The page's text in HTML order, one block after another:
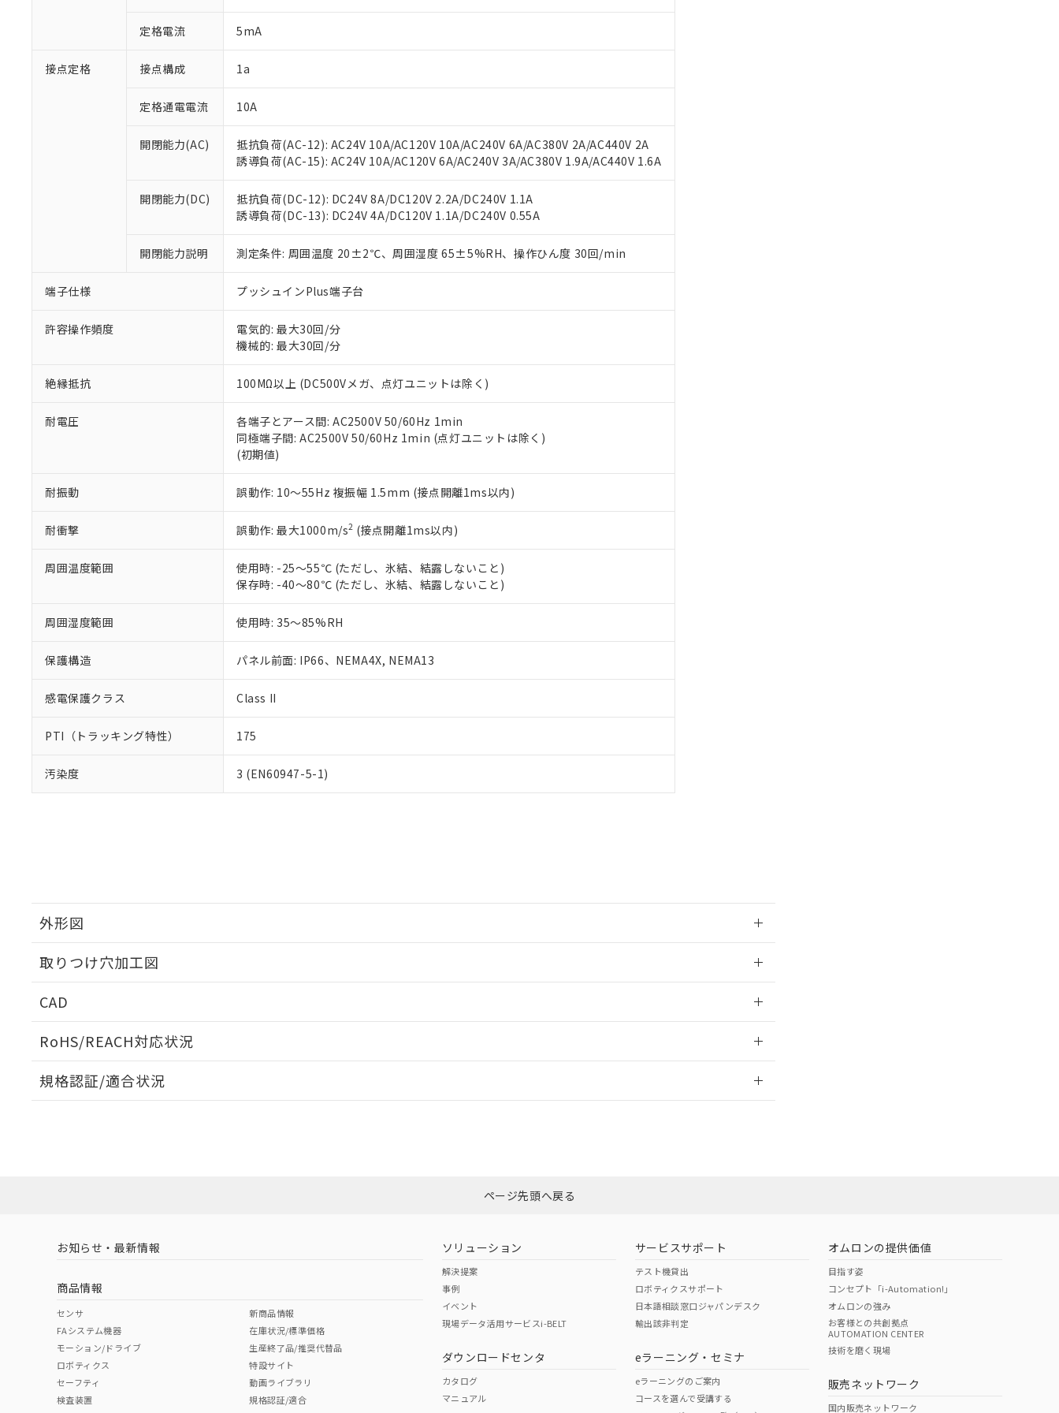
定格電流 5mA
接点定格 接点構成 1a
定格通電電流 10A
開閉能力(AC)
抵抗負荷(AC-12): AC24V 10A/AC120V 10A/AC240V 6A/AC380V 2A/AC440V 2A
誘導負荷(AC-15): AC24V 10A/AC120V 6A/AC240V 3A/AC380V 1.9A/AC440V 1.6A
開閉能力(DC)
抵抗負荷(DC-12): DC24V 8A/DC120V 2.2A/DC240V 1.1A
誘導負荷(DC-13): DC24V 4A/DC120V 1.1A/DC240V 0.55A
開閉能力説明 測定条件: 周囲温度 20±2℃、周囲湿度 65±5%RH、操作ひん度 30回/min
端子仕様 プッシュインPlus端子台
許容操作頻度
電気的: 最大30回/分
機械的: 最大30回/分
絶縁抵抗 100MΩ以上 (DC500Vメガ、点灯ユニットは除く)
耐電圧
各端子とアース間: AC2500V 50/60Hz 1min
同極端子間: AC2500V 50/60Hz 1min (点灯ユニットは除く)
(初期値)
耐振動 誤動作: 10～55Hz 複振幅 1.5mm (接点開離1ms以内)
耐衝撃 誤動作: 最大1000m/s2 (接点開離1ms以内)
周囲温度範囲
使用時: -25～55℃ (ただし、氷結、結露しないこと)
保存時: -40～80℃ (ただし、氷結、結露しないこと)
周囲湿度範囲 使用時: 35～85%RH
保護構造 パネル前面: IP66、NEMA4X, NEMA13
感電保護クラス Class II
PTI（トラッキング特性） 175
汚染度 3 (EN60947-5-1)
外形図
取りつけ穴加工図
CAD
RoHS/REACH対応状況
EU RoHS 注意事項・凡例
ダウンロードはこちら
中国 RoHS 注意事項・凡例
中国 RoHS表
Pb Hg Cr(VI)
O O
規格認証/適合状況
以下の条件をお読みいただき、同意のうえご利用ください。
くものです。
在庫状況および標準価格照会結果は、記載している更新日時点での社内データに基づき作成されるも
正式な納期状況および標準価格はお客様のお取引先、またはお客様担当のオムロン制御機器販売店・
当社販売員にご相談ください。
オムロン制御機器販売店や当社販売拠点は「 販売ネットワーク
」をご確認ください。
す。
マイパーツ機能（部品リスト作成サービス）をご利用いただくには、I-Webメンバーズにご登録され
ている必要があります。
お客様が当ウェブサイト上で当社にご登録された部品リストについて、当社および当社の共同利用者
が、当社の製品・サービスに関するお客様との取引・商談に必要な範囲で利用することをご了承くだ
さい。
*EU RoHS指令（10物質）：
鉛(Pb) 1000ppm以下、 水銀(Hg) 1000ppm以下、 カドミウム(Cd) 100ppm以下、
ル（DBP） 1000ppm以下、フタル酸ジイソブチル (DIBP) 1000ppm以下
フタル酸エステル類の４物質については閾値を超える意図的な使用がないことを確認しています。
※2 対応予定月
※3 非含有証明書ダウンロード
下記の非含有証明書をダウンロードすることができます。
EU RoHS指令（10物質）の非含有証明書
51物質の非含有証明書（当社基準）
※本証明書は発行日時点で非含有を証明するもので、過去に遡って非含有を証明するものではありません。
また、RoHS指令のフタル酸エステル類４物質の対応では、対応完了までの期間は出荷製品に未対応品が
混在することから備考欄に対応日を記載しておりました。
既に当社にて対応品への在庫切替を完了していることから、特段のことがない限り、2022年1月12日よ
り割愛しております。
「○」：最大均質材料含有率が中国RoHSの基準値以下であることを示します。
「×」：最大均質材料含有率が中国RoHSの基準値を超えていることを示します。
「－」：未確認です。当社販売部門へお問い合わせください。
Cr(Ⅵ)(六価クロム) : 1000ppm、 PBBs(ポリ臭化ビフェニル類) : 1000ppm、 PBDEs(ポリ臭化ジフェニルエーテル類) : 1000ppm、
DEHP(フタル酸ビス(2-エチルヘキシル)) : 1000ppm
※2 環境保護使用期限
「ｅ」：有害物質（10物質）のすべてが基準値以下であることを示します。
「10」：通常の使用状況下において有害物質が外部に漏えいし、環境に深刻な影響を及ぼさない年数を意
「－」：未確認です。当社販売部門へお問い合わせください。
う）を輸出または国外への提供する場合は、日本国政府の輸出許可(または役務取引許可)を取得する
当社は規制貨物を破棄する場合は、完全に破砕するなど、違法に輸出されないよう必要な手段を講じ
当社は貴社製品を、核兵器、ミサイル、化学兵器、生物兵器またはその他武器並びにこれらの製造装
置等に一切使用いたしません。
当社は、貴社製品を第三者に販売する場合は、上記1、2および3の内容を当該第三者に通知します。
また当社は、販売先および販売に係わる関係者が違法に輸出するおそれがある場合は、取り引きをい
合意する キャンセル
△ 一定数には満たないが在庫あり
－
在庫なし(最新の在庫状況については、お客様のお取引先、またはお客様担当のオムロン制御
機器販売店・当社販売員にご確認ください)
空
白
受注生産機種、また在庫状況の情報を公開していない機種
ページ先頭へ戻る
お知らせ・最新情報
商品情報
センサ
FAシステム機器
モーション/ドライブ
ロボティクス
セーフティ
検査装置
新商品情報
在庫状況/標準価格
生産終了品/推奨代替品
特設サイト
動画ライブラリ
規格認証/適合
ソリューション
解決提案
事例
イベント
現場データ活用サービスi-BELT
ダウンロードセンタ
カタログ
マニュアル
サービスサポート
テスト機貸出
ロボティクスサポート
日本語相談窓口ジャパンデスク
輸出該非判定
eラーニング・セミナ
eラーニングのご案内
コースを選んで受講する
オムロンの提供価値
目指す姿
コンセプト「i-Automation!」
オムロンの強み
お客様との共創拠点
AUTOMATION CENTER
技術を磨く現場
販売ネットワーク
国内販売ネットワーク